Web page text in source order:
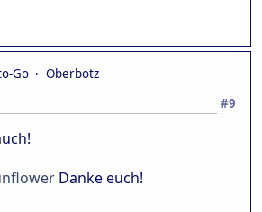
Go
Oberbotz
#9
Danke euch!